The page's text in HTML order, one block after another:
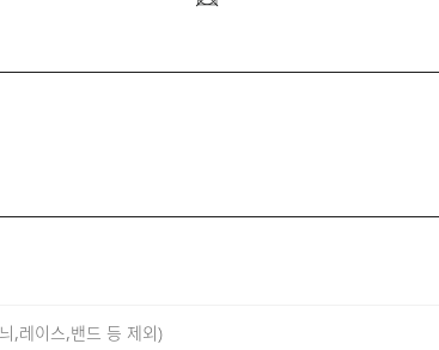
,레이스,밴드 등 제외)